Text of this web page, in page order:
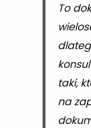
To
taki,
na